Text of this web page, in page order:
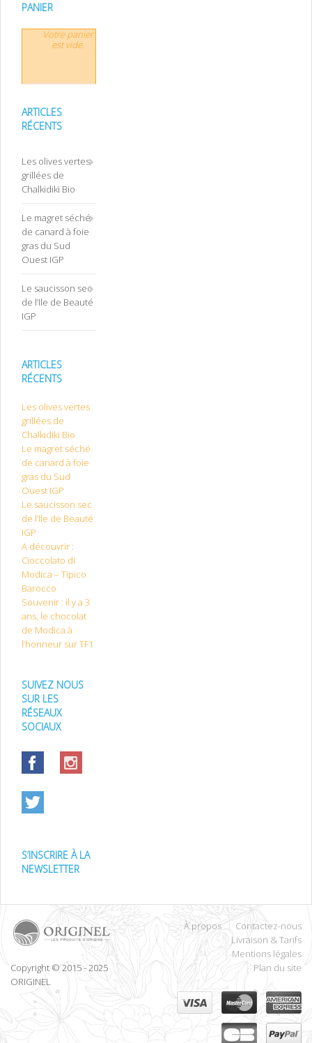
PANIER
Votre panier
est vide.
ARTICLES
RÉCENTS
Les olives vertes
grillées de
Chalkidiki Bio
Le magret séché
de canard à foie
gras du Sud
Ouest IGP
Le saucisson sec
de l’Ile de Beauté
IGP
ARTICLES
RÉCENTS
Les olives vertes
grillées de
Chalkidiki Bio
Le magret séché
de canard à foie
gras du Sud
Ouest IGP
Le saucisson sec
de l’Ile de Beauté
IGP
A découvrir :
Cioccolato di
Modica – Tipico
Barocco
Souvenir : il y a 3
ans, le chocolat
de Modica à
l’honneur sur TF1
SUIVEZ NOUS
SUR LES
RÉSEAUX
SOCIAUX
S’INSCRIRE À LA
NEWSLETTER
Copyright © 2015 - 2025
ORIGINEL
À propos
Contactez-nous
Livraison & Tarifs
Mentions légales
Plan du site